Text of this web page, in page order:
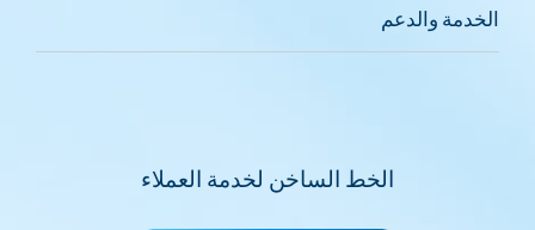
الخدمة والدعم
الخط الساخن لخدمة العملاء